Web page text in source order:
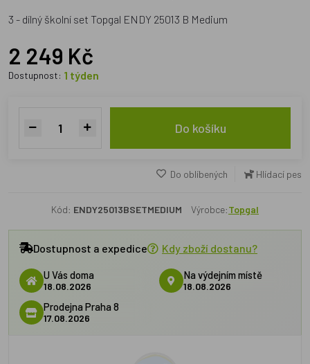
3 - dílný školní set Topgal ENDY 25013 B Medium
2 249 Kč
Dostupnost: 1 týden
Do košíku
Do oblíbených Hlídací pes
Kód: ENDY25013BSETMEDIUM Výrobce:Topgal
Dostupnost a expedice Kdy zboží dostanu?
U Vás doma
18.08.2026
Na výdejním místě
18.08.2026
Prodejna Praha 8
17.08.2026